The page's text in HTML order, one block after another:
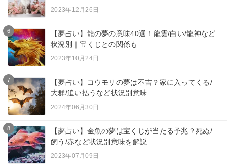
2023年12月26日
6
【夢占い】龍の夢の意味40選！龍雲/白い/龍神など
状況別｜宝くじとの関係も
2023年10月24日
7
【夢占い】コウモリの夢は不吉？家に入ってくる/
大群/追い払うなど状況別意味
2024年06月30日
8
【夢占い】金魚の夢は宝くじが当たる予兆？死ぬ/
飼う/赤など状況別意味を解説
2023年07月09日